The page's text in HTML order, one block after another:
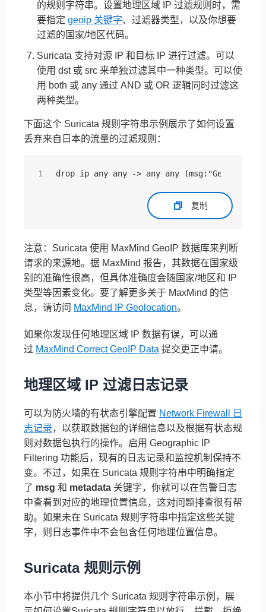
的规则字符串。设置地理区域 IP 过滤规则时，需
要指定 geoip 关键字、过滤器类型，以及你想要
过滤的国家/地区代码。
Suricata 支持对源 IP 和目标 IP 进行过滤。可以
使用 dst 或 src 来单独过滤其中一种类型。可以使
用 both 或 any 通过 AND 或 OR 逻辑同时过滤这
两种类型。
下面这个 Suricata 规则字符串示例展示了如何设置
丢弃来自日本的流量的过滤规则：
drop ip any any -> any any
复制
注意：Suricata 使用 MaxMind GeoIP 数据库来判断
请求的来源地。据 MaxMind 报告，其数据在国家级
别的准确性很高，但具体准确度会随国家/地区和 IP
类型等因素变化。要了解更多关于 MaxMind 的信
息，请访问 MaxMind IP Geolocation。
如果你发现任何地理区域 IP 数据有误，可以通
过 MaxMind Correct GeoIP Data 提交更正申请。
地理区域 IP 过滤日志记录
可以为防火墙的有状态引擎配置 Network Firewall 日
志记录，以获取数据包的详细信息以及根据有状态规
则对数据包执行的操作。启用 Geographic IP
Filtering 功能后，现有的日志记录和监控机制保持不
变。不过，如果在 Suricata 规则字符串中明确指定
了 msg 和 metadata 关键字，你就可以在告警日志
中查看到对应的地理位置信息，这对问题排查很有帮
助。如果未在 Suricata 规则字符串中指定这些关键
字，则日志事件中不会包含任何地理位置信息。
Suricata 规则示例
本小节中将提供几个 Suricata 规则字符串示例，展